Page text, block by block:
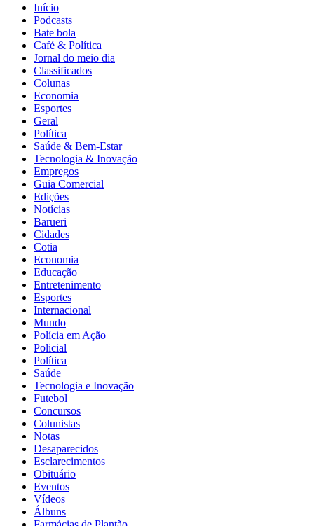
Início
Podcasts
Bate bola
Café & Política
Jornal do meio dia
Classificados
Colunas
Economia
Esportes
Geral
Política
Saúde & Bem-Estar
Tecnologia & Inovação
Empregos
Guia Comercial
Edições
Notícias
Barueri
Cidades
Cotia
Economia
Educação
Entretenimento
Esportes
Internacional
Mundo
Polícia em Ação
Policial
Política
Saúde
Tecnologia e Inovação
Futebol
Concursos
Colunistas
Notas
Desaparecidos
Esclarecimentos
Obituário
Eventos
Vídeos
Álbuns